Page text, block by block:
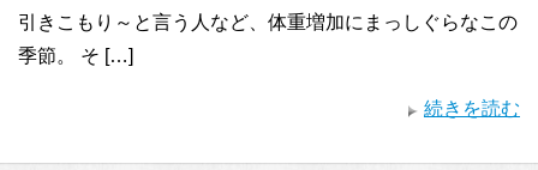
引きこもり～と言う人など、体重増加にまっしぐらなこの
季節。 そ […]
続きを読む